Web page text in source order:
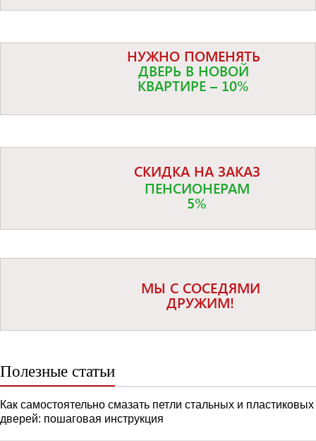
НУЖНО ПОМЕНЯТЬ
ДВЕРЬ В НОВОЙ
КВАРТИРЕ – 10%
СКИДКА НА ЗАКАЗ
ПЕНСИОНЕРАМ
5%
МЫ С СОСЕДЯМИ
ДРУЖИМ!
Полезные статьи
Как самостоятельно смазать петли стальных и пластиковых
дверей: пошаговая инструкция